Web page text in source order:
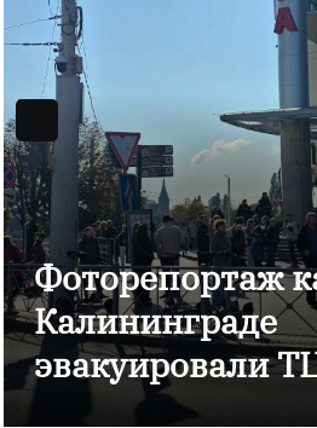
Фоторепортаж
Калининграде
эвакуировали
за сообщения о